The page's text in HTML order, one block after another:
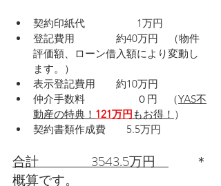
契約印紙代　　　　　1万円
登記費用　　　　約40万円　（物件
評価額、ローン借入額により変動し
ます。）
表示登記費用　　約10万円
仲介手数料　　　　　０円　（YAS不
動産の特典！ 121万円 もお得！ ）
契約書類作成費　　5.5万円
合計　　　　3543.5万円
＊
概算です。